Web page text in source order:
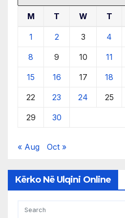
M T W T
1 2 3 4
8 9 10 11
15 16 17 18
22 23 24 25
29 30
« Aug Oct »
Kërko Në Ulqini Online